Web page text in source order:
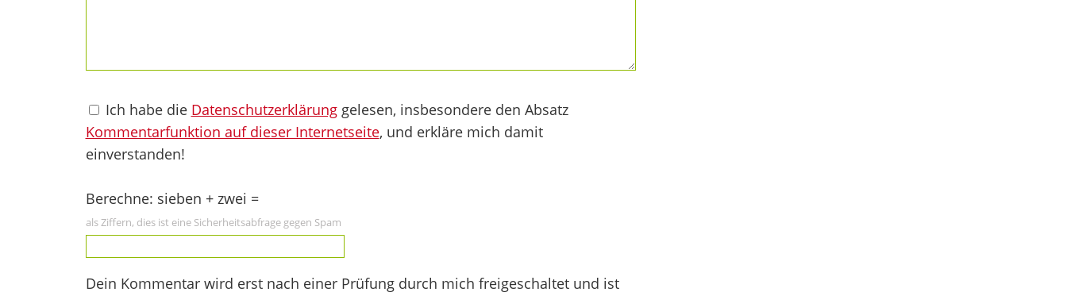
Ich habe die Datenschutzerklärunggelesen, insbesondere den Absatz
Kommentarfunktion auf dieser Internetseite, und erkläre mich damit
einverstanden!
Berechne: sieben + zwei =
als Ziffern, dies ist eine Sicherheitsabfrage gegen Spam
Dein Kommentar wird erst nach einer Prüfung durch mich freigeschaltet und ist